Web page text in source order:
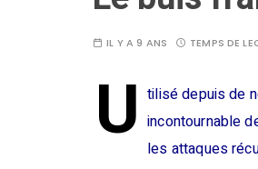
IL Y A 9 ANS TEMPS DE
U tilisé depuis de
incontournable
les attaques